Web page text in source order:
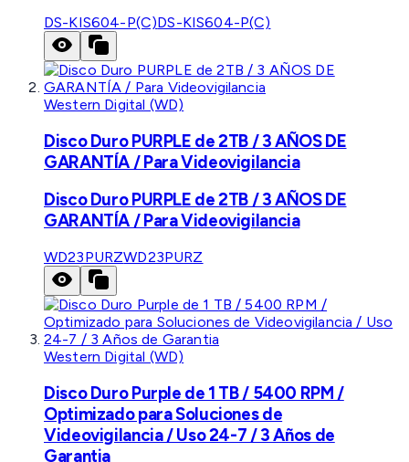
DS-KIS604-P(C)DS-KIS604-P(C)
Western Digital (WD)
Disco Duro PURPLE de 2TB / 3 AÑOS DE
GARANTÍA / Para Videovigilancia
Disco Duro PURPLE de 2TB / 3 AÑOS DE
GARANTÍA / Para Videovigilancia
WD23PURZWD23PURZ
Western Digital (WD)
Disco Duro Purple de 1 TB / 5400 RPM /
Optimizado para Soluciones de
Videovigilancia / Uso 24-7 / 3 Años de
Garantia